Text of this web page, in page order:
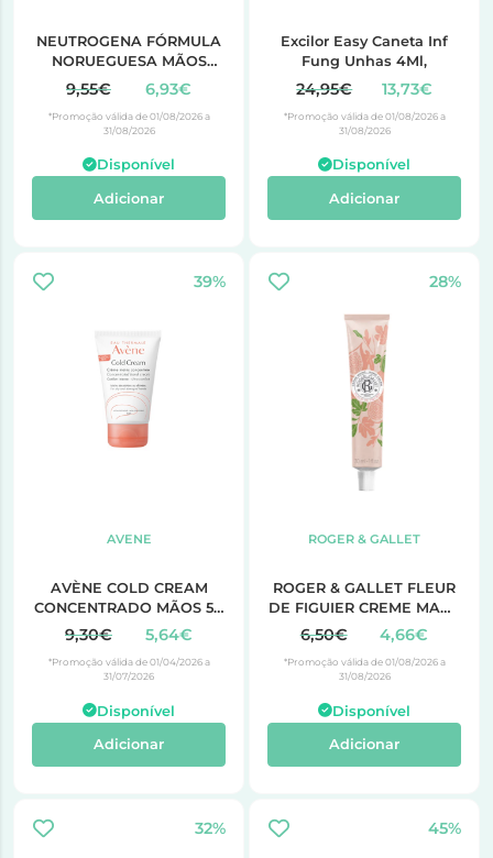
NEUTROGENA FÓRMULA
NORUEGUESA MÃOS
PROMO CREME
CONCENTRADO + STICK
LABIAL
9,55€ 6,93€
*Promoção válida de 01/08/2026 a
31/08/2026
Disponível
Adicionar
Excilor Easy Caneta Inf
Fung Unhas 4Ml,
24,95€ 13,73€
*Promoção válida de 01/08/2026 a
31/08/2026
Disponível
Adicionar
39%
AVENE
AVÈNE COLD CREAM
CONCENTRADO MÃOS 50
9,30€ 5,64€
*Promoção válida de 01/04/2026 a
31/07/2026
Disponível
Adicionar
28%
ROGER & GALLET
ROGER & GALLET FLEUR
DE FIGUIER CREME MAOS
UNHAS 30ML
6,50€ 4,66€
*Promoção válida de 01/08/2026 a
31/08/2026
Disponível
Adicionar
32% 45%